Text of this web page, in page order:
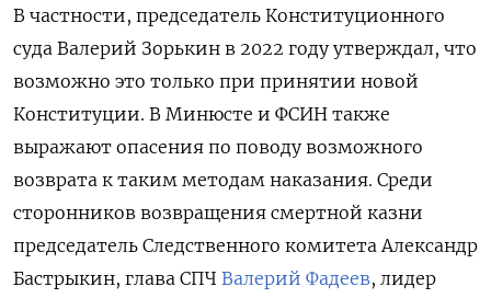
В частности, председатель Конституционного
суда Валерий Зорькин в 2022 году утверждал, что
возможно это только при принятии новой
Конституции. В Минюсте и ФСИН также
выражают опасения по поводу возможного
возврата к таким методам наказания. Среди
сторонников возвращения смертной казни
председатель Следственного комитета Александр
Бастрыкин, глава СПЧ Валерий Фадеев, лидер